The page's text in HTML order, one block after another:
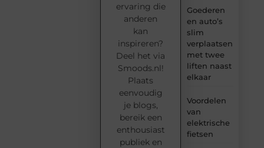
Goederen
en auto’s
slim
verplaatsen
met twee
liften naast
elkaar
Voordelen
van
elektrische
fietsen
ervaring die
anderen
kan
inspireren?
Deel het via
Smoods.nl!
Plaats
eenvoudig
je blogs,
bereik een
enthousiast
publiek en